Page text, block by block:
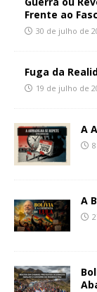
Frente ao
30 de julho de
Fuga da
19 de julho de
A
A